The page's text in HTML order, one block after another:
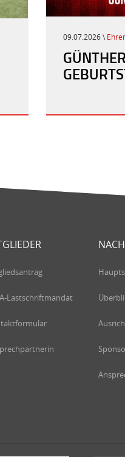
09.07.2026 \
Lastschriftmandat